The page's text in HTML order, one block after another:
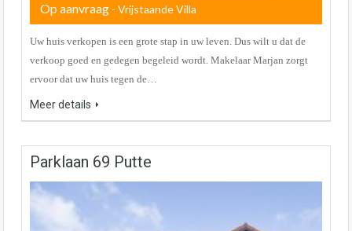
Op aanvraag - Vrijstaande Villa
Uw huis verkopen is een grote stap in uw leven. Dus wilt u dat de
verkoop goed en gedegen begeleid wordt. Makelaar Marjan zorgt
ervoor dat uw huis tegen de…
Meer details
Parklaan 69 Putte